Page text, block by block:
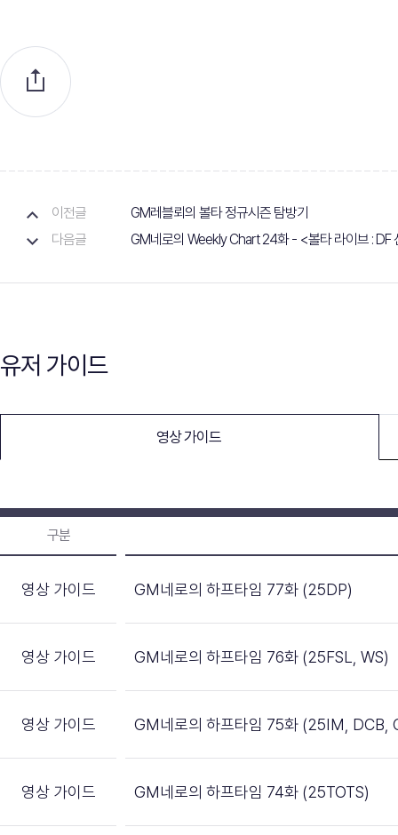
이전글
GM레블뢰의 볼타 정규시즌 탐방기
다음글
GM네로의 Weekly Chart 24화 - <볼타 라이브 : DF
유저 가이드
영상 가이드
구분
영상 가이드 GM네로의 하프타임 77화 (25DP)
영상 가이드 GM네로의 하프타임 76화 (25FSL, WS)
영상 가이드 GM네로의 하프타임 75화 (25IM, DCB,
영상 가이드 GM네로의 하프타임 74화 (25TOTS)